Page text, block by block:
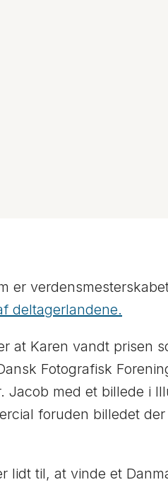
er
deltagerlandene.
at Karen vandt prisen
Fotografisk
Jacob med et billede i
foruden billedet
lidt til, at vinde et